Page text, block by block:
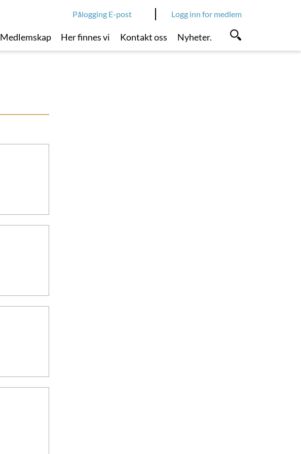
Logg inn for medlem
Pålogging E-post
Medlemskap Her finnes vi Kontakt oss Nyheter.